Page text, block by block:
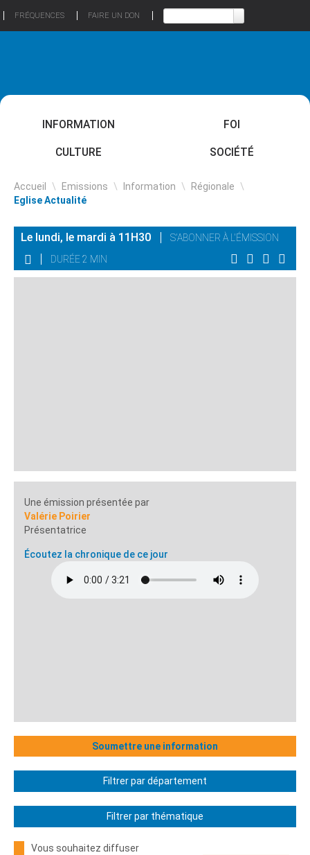
FRÉQUENCES FAIRE UN DON
INFORMATION FOI
CULTURE SOCIÉTÉ
Accueil \ Emissions \ Information \ Régionale \
Eglise Actualité
Le lundi, le mardi à 11H30
S'ABONNER À L'ÉMISSION
DURÉE 2 MIN
Une émission présentée par
Valérie Poirier
Présentatrice
Écoutez la chronique de ce jour
Soumettre une information
Filtrer par département
Filtrer par thématique
Vous souhaitez diffuser